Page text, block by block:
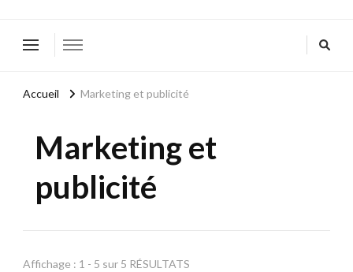
Accueil Marketing et publicité
Marketing et
publicité
Affichage : 1 - 5 sur 5 RÉSULTATS